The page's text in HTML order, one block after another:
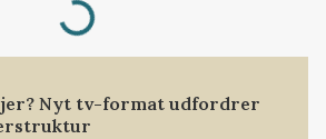
Loading...
Nyt tv-format udfordrer